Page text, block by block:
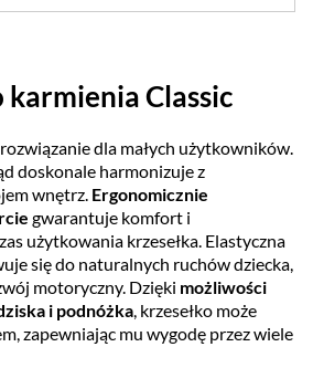
karmienia Classic
dla małych użytkowników.
doskonale harmonizuje z
wnętrz. Ergonomicznie
gwarantuje komfort i
użytkowania krzesełka. Elastyczna
się do naturalnych ruchów dziecka,
motoryczny. Dzięki możliwości
i podnóżka, krzesełko może
zapewniając mu wygodę przez wiele